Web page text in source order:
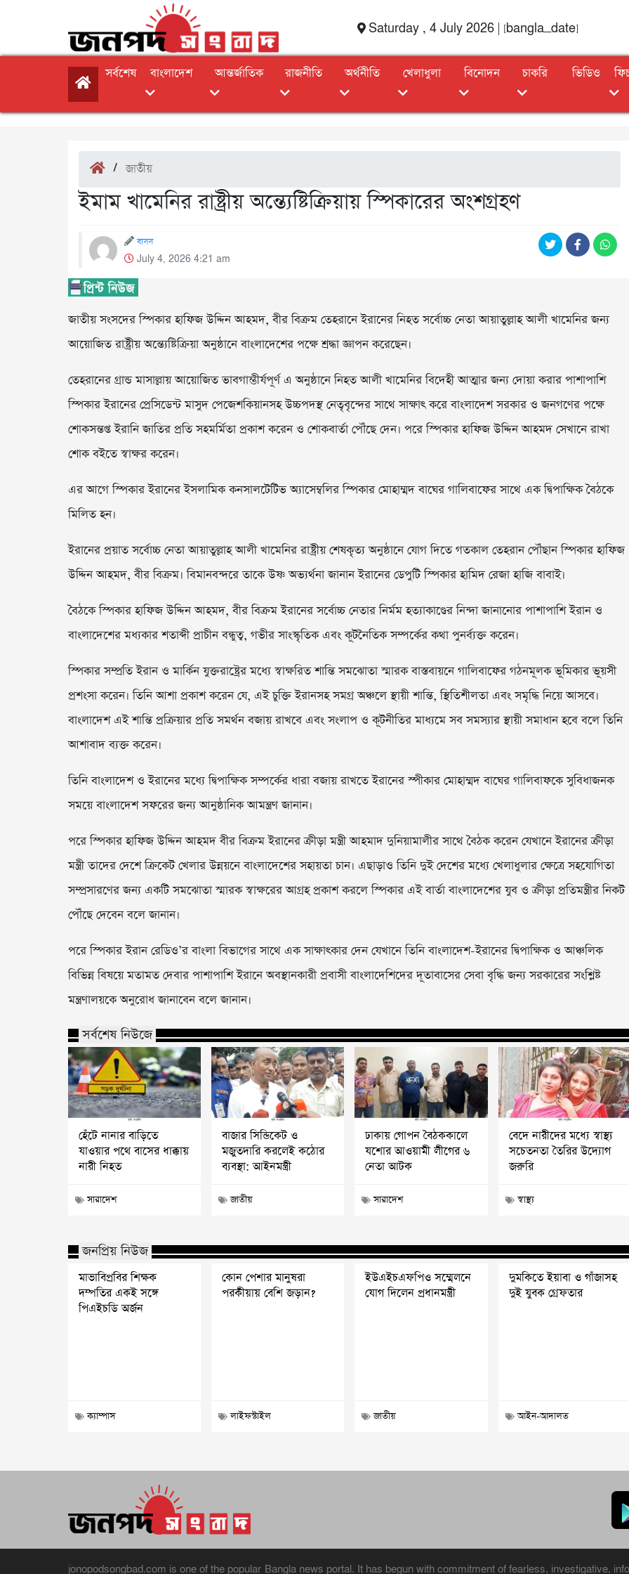
Saturday , 4 July 2026 | [bangla_date]
সর্বশেষ বাংলাদেশ আন্তর্জাতিক রাজনীতি অর্থনীতি খেলাধুলা বিনোদন চাকরি ভিডিও
/জাতীয়
ইমাম খামেনির রাষ্ট্রীয় অন্ত্যেষ্টিক্রিয়ায় স্পিকারের অংশগ্রহণ
বাসস
July 4, 2026 4:21 am
জাতীয় সংসদের স্পিকার হাফিজ উদ্দিন আহমদ, বীর বিক্রম তেহরানে ইরানের নিহত সর্বোচ্চ নেতা আয়াতুল্লাহ আলী খামেনির জন্য
আয়োজিত রাষ্ট্রীয় অন্ত্যেষ্টিক্রিয়া অনুষ্ঠানে বাংলাদেশের পক্ষে শ্রদ্ধা জ্ঞাপন করেছেন।
তেহরানের গ্রান্ড মাসাল্লায় আয়োজিত ভাবগাম্ভীর্যপূর্ণ এ অনুষ্ঠানে নিহত আলী খামেনির বিদেহী আত্মার জন্য দোয়া করার পাশাপাশি
স্পিকার ইরানের প্রেসিডেন্ট মাসুদ পেজেশকিয়ানসহ উচ্চপদস্থ নেতৃবৃন্দের সাথে সাক্ষাৎ করে বাংলাদেশ সরকার ও জনগণের পক্ষে
শোকসন্তপ্ত ইরানি জাতির প্রতি সহমর্মিতা প্রকাশ করেন ও শোকবার্তা পৌঁছে দেন। পরে স্পিকার হাফিজ উদ্দিন আহমদ সেখানে রাখা
শোক বইতে স্বাক্ষর করেন।
এর আগে স্পিকার ইরানের ইসলামিক কনসালটেটিভ অ্যাসেম্বলির স্পিকার মোহাম্মদ বাঘের গালিবাফের সাথে এক দ্বিপাক্ষিক বৈঠকে
মিলিত হন।
ইরানের প্রয়াত সর্বোচ্চ নেতা আয়াতুল্লাহ আলী খামেনির রাষ্ট্রীয় শেষকৃত্য অনুষ্ঠানে যোগ দিতে গতকাল তেহরান পৌঁছান স্পিকার হাফিজ
উদ্দিন আহমদ, বীর বিক্রম। বিমানবন্দরে তাকে উষ্ণ অভ্যর্থনা জানান ইরানের ডেপুটি স্পিকার হামিদ রেজা হাজি বাবাই।
বৈঠকে স্পিকার হাফিজ উদ্দিন আহমদ, বীর বিক্রম ইরানের সর্বোচ্চ নেতার নির্মম হত্যাকাণ্ডের নিন্দা জানানোর পাশাপাশি ইরান ও
বাংলাদেশের মধ্যকার শতাব্দী প্রাচীন বন্ধুত্ব, গভীর সাংস্কৃতিক এবং কূটনৈতিক সম্পর্কের কথা পুনর্ব্যক্ত করেন।
স্পিকার সম্প্রতি ইরান ও মার্কিন যুক্তরাষ্ট্রের মধ্যে স্বাক্ষরিত শান্তি সমঝোতা স্মারক বাস্তবায়নে গালিবাফের গঠনমূলক ভূমিকার ভূয়সী
প্রশংসা করেন। তিনি আশা প্রকাশ করেন যে, এই চুক্তি ইরানসহ সমগ্র অঞ্চলে স্থায়ী শান্তি, স্থিতিশীলতা এবং সমৃদ্ধি নিয়ে আসবে।
বাংলাদেশ এই শান্তি প্রক্রিয়ার প্রতি সমর্থন বজায় রাখবে এবং সংলাপ ও কূটনীতির মাধ্যমে সব সমস্যার স্থায়ী সমাধান হবে বলে তিনি
আশাবাদ ব্যক্ত করেন।
তিনি বাংলাদেশ ও ইরানের মধ্যে দ্বিপাক্ষিক সম্পর্কের ধারা বজায় রাখতে ইরানের স্পীকার মোহাম্মদ বাঘের গালিবাফকে সুবিধাজনক
সময়ে বাংলাদেশ সফরের জন্য আনুষ্ঠানিক আমন্ত্রণ জানান।
পরে স্পিকার হাফিজ উদ্দিন আহমদ বীর বিক্রম ইরানের ক্রীড়া মন্ত্রী আহমাদ দুনিয়ামালীর সাথে বৈঠক করেন যেখানে ইরানের ক্রীড়া
মন্ত্রী তাদের দেশে ক্রিকেট খেলার উন্নয়নে বাংলাদেশের সহায়তা চান। এছাড়াও তিনি দুই দেশের মধ্যে খেলাধুলার ক্ষেত্রে সহযোগিতা
সম্প্রসারণের জন্য একটি সমঝোতা স্মারক স্বাক্ষরের আগ্রহ প্রকাশ করলে স্পিকার এই বার্তা বাংলাদেশের যুব ও ক্রীড়া প্রতিমন্ত্রীর নিকট
পৌঁছে দেবেন বলে জানান।
পরে স্পিকার ইরান রেডিও’র বাংলা বিভাগের সাথে এক সাক্ষাৎকার দেন যেখানে তিনি বাংলাদেশ-ইরানের দ্বিপাক্ষিক ও আঞ্চলিক
বিভিন্ন বিষয়ে মতামত দেবার পাশাপাশি ইরানে অবস্থানকারী প্রবাসী বাংলাদেশিদের দূতাবাসের সেবা বৃদ্ধি জন্য সরকারের সংশ্লিষ্ট
মন্ত্রণালয়কে অনুরোধ জানাবেন বলে জানান।
সর্বশেষ নিউজে
হেঁটে নানার বাড়িতে
যাওয়ার পথে বাসের ধাক্কায়
নারী নিহত
সারাদেশ
বাজার সিন্ডিকেট ও
মজুতদারি করলেই কঠোর
ব্যবস্থা: আইনমন্ত্রী
জাতীয়
ঢাকায় গোপন বৈঠককালে
যশোর আওয়ামী লীগের ৬
নেতা আটক
সারাদেশ
বেদে নারীদের মধ্যে স্বাস্থ্য
সচেতনতা তৈরির উদ্যোগ
জরুরি
স্বাস্থ্য
জনপ্রিয় নিউজ
মাভাবিপ্রবির শিক্ষক
দম্পতির একই সঙ্গে
পিএইচডি অর্জন
ক্যাম্পাস
কোন পেশার মানুষরা
পরকীয়ায় বেশি জড়ান?
লাইফস্টাইল
ইউএইচএফপিও সম্মেলনে
যোগ দিলেন প্রধানমন্ত্রী
জাতীয়
দুমকিতে ইয়াবা ও গাঁজাসহ
দুই যুবক গ্রেফতার
আইন-আদালত
jonopodsongbad.com is one of the popular Bangla news portal. It has begun with commitment of fearless, investigative,